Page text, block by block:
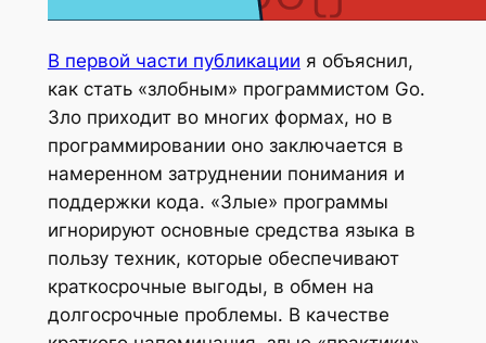
В первой части публикации я объяснил,
как стать «злобным» программистом Go.
Зло приходит во многих формах, но в
программировании оно заключается в
намеренном затруднении понимания и
поддержки кода. «Злые» программы
игнорируют основные средства языка в
пользу техник, которые обеспечивают
краткосрочные выгоды, в обмен на
долгосрочные проблемы. В качестве